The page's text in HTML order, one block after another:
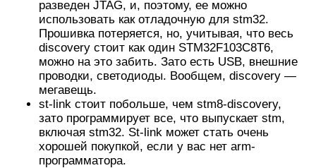
разведен JTAG, и, поэтому, ее можно
использовать как отладочную для stm32.
Прошивка потеряется, но, учитывая, что весь
discovery стоит как один STM32F103C8T6,
можно на это забить. Зато есть USB, внешние
проводки, светодиоды. Вообщем, discovery —
мегавещь.
st-link стоит побольше, чем stm8-discovery,
зато программирует все, что выпускает stm,
включая stm32. St-link может стать очень
хорошей покупкой, если у вас нет arm-
программатора.